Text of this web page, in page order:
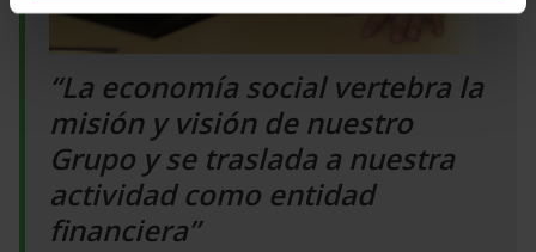
“La economía social vertebra la
misión y visión de nuestro
Grupo y se traslada a nuestra
actividad como entidad
financiera”